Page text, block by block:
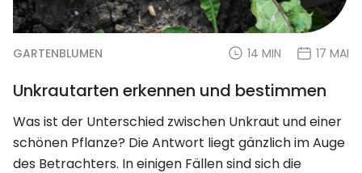
GARTENBLUMEN 14 MIN 17 MAI
Unkrautarten erkennen und bestimmen
Was ist der Unterschied zwischen Unkraut und einer
schönen Pflanze? Die Antwort liegt gänzlich im Auge
des Betrachters. In einigen Fällen sind sich die